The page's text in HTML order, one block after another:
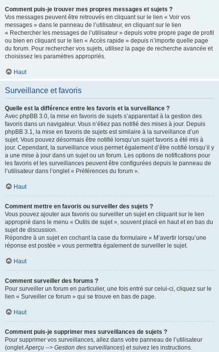
Comment puis-je trouver mes propres messages et sujets ?
Vos messages peuvent être retrouvés en cliquant sur le lien « Voir vos
messages » dans le panneau de l’utilisateur, en cliquant sur le lien
« Rechercher les messages de l’utilisateur » depuis votre propre page de profil
ou bien en cliquant sur le lien « Accès rapide » depuis n’importe quelle page
du forum. Pour rechercher vos sujets, utilisez la page de recherche avancée et
choisissez les paramètres appropriés.
Haut
Surveillance et favoris
Quelle est la différence entre les favoris et la surveillance ?
Avec phpBB 3.0, la mise en favoris de sujets s’apparentait à la gestion des
favoris dans un navigateur. Vous n’étiez pas notifié des mises à jour. Depuis
phpBB 3.1, la mise en favoris de sujets est similaire à la surveillance d’un
sujet. Vous pouvez désormais être notifié lorsqu’un sujet favoris a été mis à
jour. Cependant, la surveillance vous permet également d’être notifié lorsqu’il y
a une mise à jour dans un sujet ou un forum. Les options de notifications pour
les favoris et les surveillances peuvent être configurées depuis le panneau de
l’utilisateur dans l’onglet « Préférences du forum ».
Haut
Comment mettre en favoris ou surveiller des sujets ?
Vous pouvez ajouter aux favoris ou surveiller un sujet en cliquant sur le lien
approprié dans le menu « Outils de sujet », souvent placé en haut et en bas du
sujet de discussion.
Répondre à un sujet en cochant la case du formulaire « M’avertir lorsqu’une
réponse est postée » vous permettra également de surveiller le sujet.
Haut
Comment surveiller des forums ?
Pour surveiller un forum en particulier, une fois entré sur celui-ci, cliquez sur le
lien « Surveiller ce forum » qui se trouve en bas de page.
Haut
Comment puis-je supprimer mes surveillances de sujets ?
Pour supprimer vos surveillances, allez dans votre panneau de l’utilisateur
(ongletAperçu --> Gestion des surveillances) et suivez les instructions.